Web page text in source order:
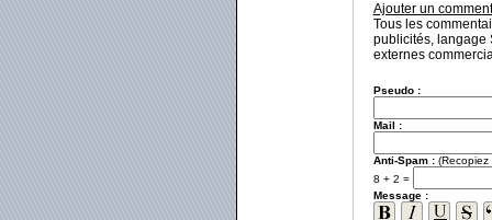
Ajouter un
Tous les
publicités, langage
externes
Pseudo :
Mail :
Anti-Spam :(Recopiez
8 + 2 =
Message :